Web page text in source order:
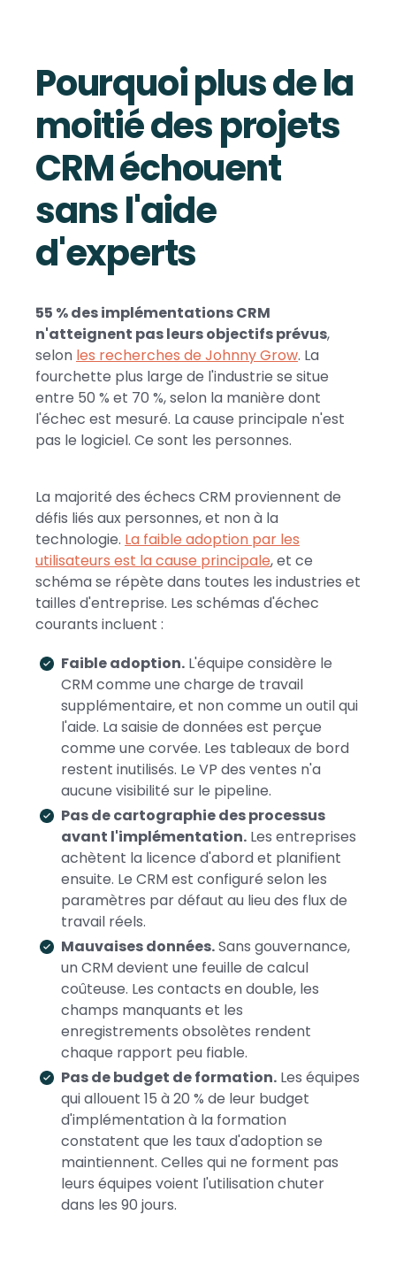
Pourquoi plus de la
moitié des projets
CRM échouent
sans l'aide
d'experts
55 % des implémentations CRM
n'atteignent pas leurs objectifs prévus,
selon les recherches de Johnny Grow. La
fourchette plus large de l'industrie se situe
entre 50 % et 70 %, selon la manière dont
l'échec est mesuré. La cause principale n'est
pas le logiciel. Ce sont les personnes.
La majorité des échecs CRM proviennent de
défis liés aux personnes, et non à la
technologie. La faible adoption par les
utilisateurs est la cause principale, et ce
schéma se répète dans toutes les industries et
tailles d'entreprise. Les schémas d'échec
courants incluent :
Faible adoption. L'équipe considère le
CRM comme une charge de travail
supplémentaire, et non comme un outil qui
l'aide. La saisie de données est perçue
comme une corvée. Les tableaux de bord
restent inutilisés. Le VP des ventes n'a
aucune visibilité sur le pipeline.
Pas de cartographie des processus
avant l'implémentation. Les entreprises
achètent la licence d'abord et planifient
ensuite. Le CRM est configuré selon les
paramètres par défaut au lieu des flux de
travail réels.
Mauvaises données.Sans gouvernance,
un CRM devient une feuille de calcul
coûteuse. Les contacts en double, les
champs manquants et les
enregistrements obsolètes rendent
chaque rapport peu fiable.
Pas de budget de formation. Les équipes
qui allouent 15 à 20 % de leur budget
d'implémentation à la formation
constatent que les taux d'adoption se
maintiennent. Celles qui ne forment pas
leurs équipes voient l'utilisation chuter
dans les 90 jours.